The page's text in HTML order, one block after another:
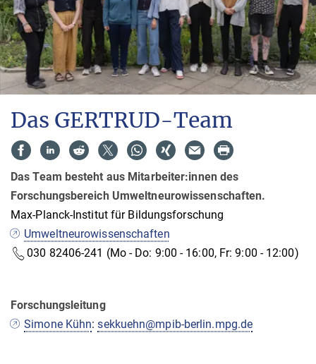
Das GERTRUD-Team
Das Team besteht aus Mitarbeiter:innen des
Forschungsbereich Umweltneurowissenschaften.
Max-Planck-Institut für Bildungsforschung
Umweltneurowissenschaften
030 82406-241 (Mo - Do: 9:00 - 16:00, Fr: 9:00 - 12:00)
Forschungsleitung
Simone Kühn:sekkuehn@mpib-berlin.mpg.de